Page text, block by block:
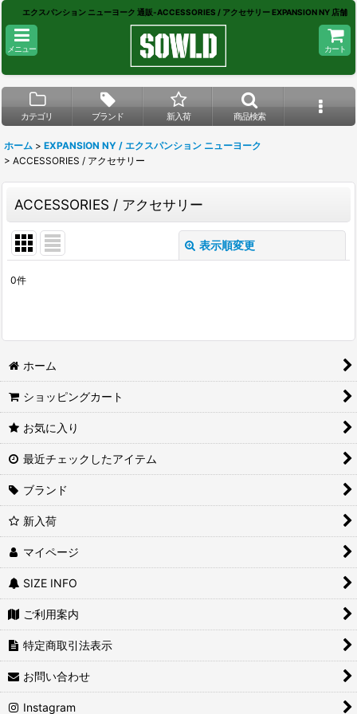
エクスパンション ニューヨーク 通販-ACCESSORIES / アクセサリー EXPANSION NY 店舗
メニュー カート
カテゴリ ブランド 新入荷 商品検索
ホーム > EXPANSION NY / エクスパンション ニューヨーク
> ACCESSORIES / アクセサリー
ACCESSORIES / アクセサリー
表示順変更
並び順
0件
ホーム
ショッピングカート
お気に入り
最近チェックしたアイテム
ブランド
新入荷
マイページ
SIZE INFO
ご利用案内
特定商取引法表示
お問い合わせ
Instagram